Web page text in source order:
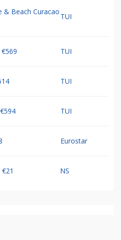
& Beach Curacao
TUI
TUI
TUI
TUI
Eurostar
NS